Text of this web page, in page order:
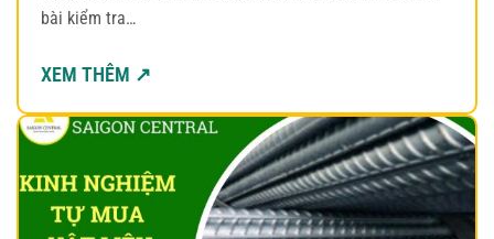
bài kiểm tra…
XEM THÊM ↗